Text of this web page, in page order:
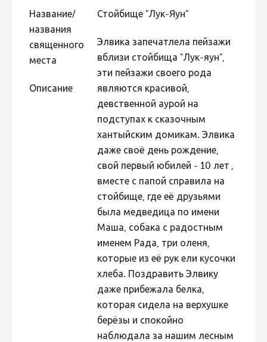
Название/
названия
священного
места
Стойбище "Лук-Яун"
Описание
Элвика запечатлела пейзажи
вблизи стойбища "Лук-яун",
эти пейзажи своего рода
являются красивой,
девственной аурой на
подступах к сказочным
хантыйским домикам. Элвика
даже своё день рождение,
свой первый юбилей - 10 лет ,
вместе с папой справила на
стойбище, где её друзьями
была медведица по имени
Маша, собака с радостным
именем Рада, три оленя,
которые из её рук ели кусочки
хлеба. Поздравить Элвику
даже прибежала белка,
которая сидела на верхушке
берёзы и спокойно
наблюдала за нашим лесным